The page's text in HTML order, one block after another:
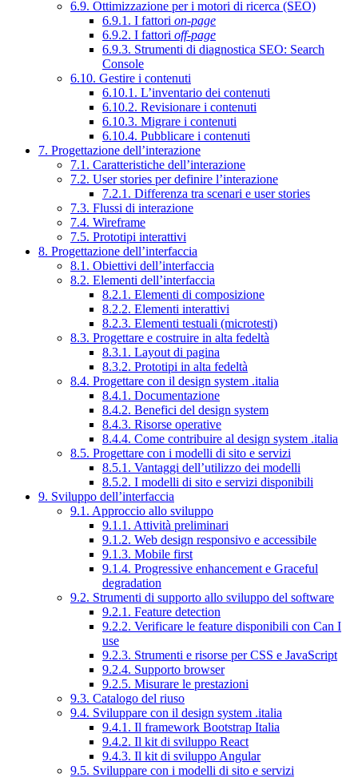
6.9. Ottimizzazione per i motori di ricerca (SEO)
6.9.1. I fattori on-page
6.9.2. I fattori off-page
6.9.3. Strumenti di diagnostica SEO: Search
Console
6.10. Gestire i contenuti
6.10.1. L’inventario dei contenuti
6.10.2. Revisionare i contenuti
6.10.3. Migrare i contenuti
6.10.4. Pubblicare i contenuti
7. Progettazione dell’interazione
7.1. Caratteristiche dell’interazione
7.2. User stories per definire l’interazione
7.2.1. Differenza tra scenari e user stories
7.3. Flussi di interazione
7.4. Wireframe
7.5. Prototipi interattivi
8. Progettazione dell’interfaccia
8.1. Obiettivi dell’interfaccia
8.2. Elementi dell’interfaccia
8.2.1. Elementi di composizione
8.2.2. Elementi interattivi
8.2.3. Elementi testuali (microtesti)
8.3. Progettare e costruire in alta fedeltà
8.3.1. Layout di pagina
8.3.2. Prototipi in alta fedeltà
8.4. Progettare con il design system .italia
8.4.1. Documentazione
8.4.2. Benefici del design system
8.4.3. Risorse operative
8.4.4. Come contribuire al design system .italia
8.5. Progettare con i modelli di sito e servizi
8.5.1. Vantaggi dell’utilizzo dei modelli
8.5.2. I modelli di sito e servizi disponibili
9. Sviluppo dell’interfaccia
9.1. Approccio allo sviluppo
9.1.1. Attività preliminari
9.1.2. Web design responsivo e accessibile
9.1.3. Mobile first
9.1.4. Progressive enhancement e Graceful
degradation
9.2. Strumenti di supporto allo sviluppo del software
9.2.1. Feature detection
9.2.2. Verificare le feature disponibili con Can I
use
9.2.3. Strumenti e risorse per CSS e JavaScript
9.2.4. Supporto browser
9.2.5. Misurare le prestazioni
9.3. Catalogo del riuso
9.4. Sviluppare con il design system .italia
9.4.1. Il framework Bootstrap Italia
9.4.2. Il kit di sviluppo React
9.4.3. Il kit di sviluppo Angular
9.5. Sviluppare con i modelli di sito e servizi